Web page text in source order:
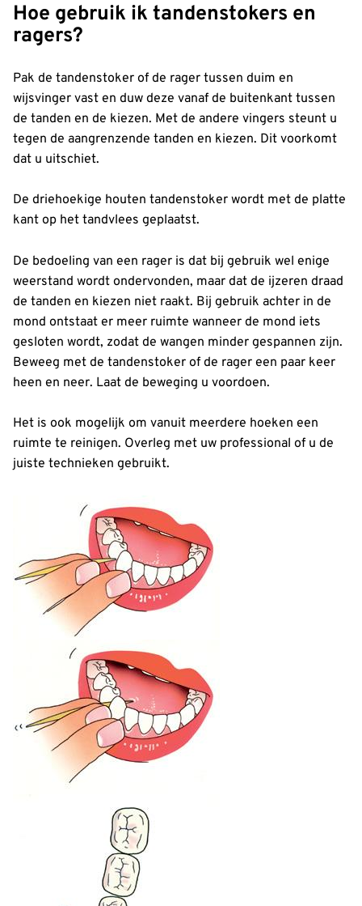
Hoe gebruik ik tandenstokers en
ragers?
Pak de tandenstoker of de rager tussen duim en
wijsvinger vast en duw deze vanaf de buitenkant tussen
de tanden en de kiezen. Met de andere vingers steunt u
tegen de aangrenzende tanden en kiezen. Dit voorkomt
dat u uitschiet.
De driehoekige houten tandenstoker wordt met de platte
kant op het tandvlees geplaatst.
De bedoeling van een rager is dat bij gebruik wel enige
weerstand wordt ondervonden, maar dat de ijzeren draad
de tanden en kiezen niet raakt. Bij gebruik achter in de
mond ontstaat er meer ruimte wanneer de mond iets
gesloten wordt, zodat de wangen minder gespannen zijn.
Beweeg met de tandenstoker of de rager een paar keer
heen en neer. Laat de beweging u voordoen.
Het is ook mogelijk om vanuit meerdere hoeken een
ruimte te reinigen. Overleg met uw professional of u de
juiste technieken gebruikt.